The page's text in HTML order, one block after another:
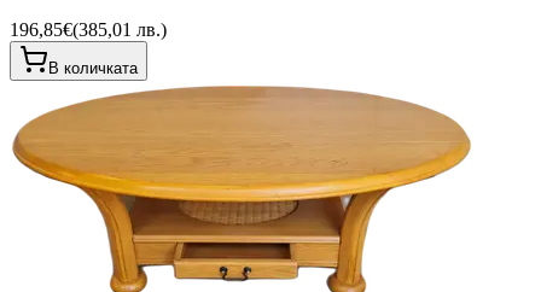
196,85€(385,01 лв.)
В количката